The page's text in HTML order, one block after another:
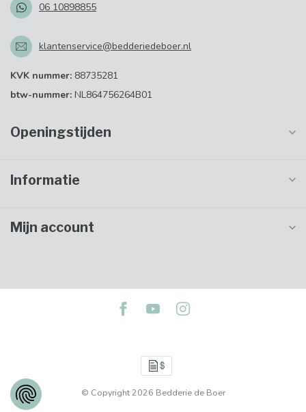
06 10898855
klantenservice@bedderiedeboer.nl
KVK nummer: 88735281
btw-nummer: NL864756264B01
Openingstijden
Informatie
Mijn account
© Copyright 2026 Bedderie de Boer